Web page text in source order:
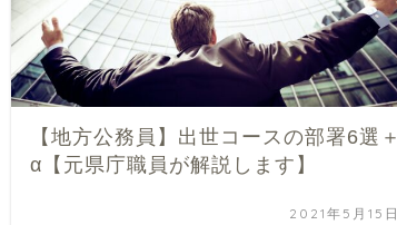
【地方公務員】出世コースの部署6選＋
α【元県庁職員が解説します】
2021年5月15日